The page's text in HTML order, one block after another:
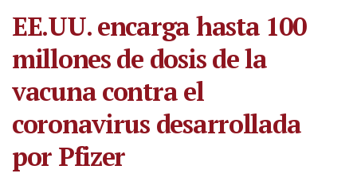
EE.UU. encarga hasta 100
millones de dosis de la
vacuna contra el
coronavirus desarrollada
por Pfizer